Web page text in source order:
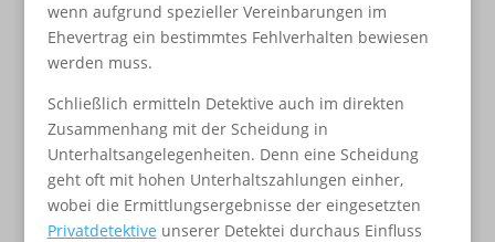
wenn aufgrund spezieller Vereinbarungen im
Ehevertrag ein bestimmtes Fehlverhalten bewiesen
werden muss.
Schließlich ermitteln Detektive auch im direkten
Zusammenhang mit der Scheidung in
Unterhaltsangelegenheiten. Denn eine Scheidung
geht oft mit hohen Unterhaltszahlungen einher,
wobei die Ermittlungsergebnisse der eingesetzten
Privatdetektive unserer Detektei durchaus Einfluss